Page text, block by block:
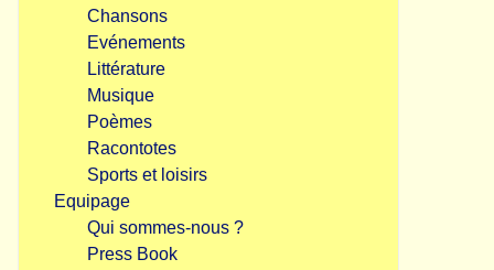
Chansons
Evénements
Littérature
Musique
Poèmes
Racontotes
Sports et loisirs
Equipage
Qui sommes-nous ?
Press Book